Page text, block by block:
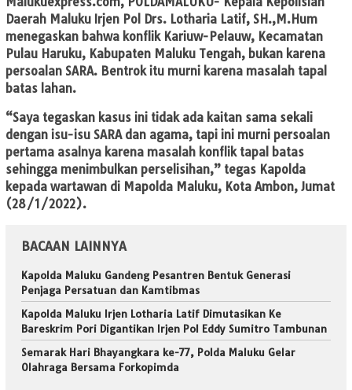
Daerah Maluku Irjen Pol Drs. Lotharia Latif, SH.,M.Hum
menegaskan bahwa konflik Kariuw-Pelauw, Kecamatan
Pulau Haruku, Kabupaten Maluku Tengah, bukan karena
persoalan SARA. Bentrok itu murni karena masalah tapal
batas lahan.
“Saya tegaskan kasus ini tidak ada kaitan sama sekali
dengan isu-isu SARA dan agama, tapi ini murni persoalan
pertama asalnya karena masalah konflik tapal batas
sehingga menimbulkan perselisihan,” tegas Kapolda
kepada wartawan di Mapolda Maluku, Kota Ambon, Jumat
(28/1/2022).
BACAAN LAINNYA
Kapolda Maluku Gandeng Pesantren Bentuk Generasi
Penjaga Persatuan dan Kamtibmas
Kapolda Maluku Irjen Lotharia Latif Dimutasikan Ke
Bareskrim Pori Digantikan Irjen Pol Eddy Sumitro Tambunan
Semarak Hari Bhayangkara ke-77, Polda Maluku Gelar
Olahraga Bersama Forkopimda